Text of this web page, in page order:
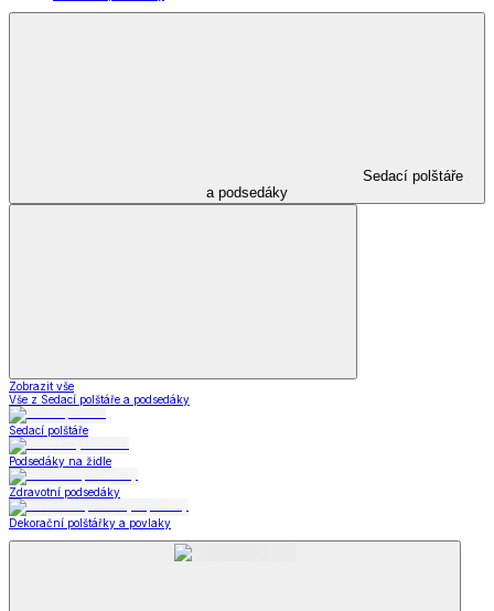
Sedací polštáře
a podsedáky
Zobrazit vše
Vše z Sedací polštáře a podsedáky
Sedací polštáře
Podsedáky na židle
Zdravotní podsedáky
Dekorační polštářky a povlaky